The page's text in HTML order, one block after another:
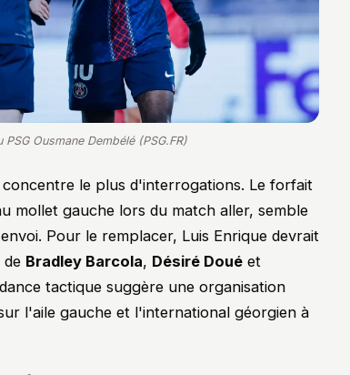
PSG Ousmane Dembélé (PSG.FR)
le plus d'interrogations. Le forfait
mollet gauche lors du match aller, semble
Pour le remplacer, Luis Enrique devrait
Bradley Barcola, Désiré Doué et
tactique suggère une organisation
l'aile gauche et l'international géorgien à